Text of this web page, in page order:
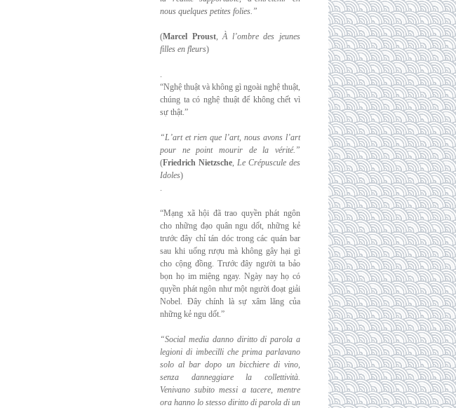
nous quelques petites folies.”
(Marcel Proust,À l’ombre des jeunes
filles en fleurs)
.
“Nghệ thuật và không gì ngoài nghệ thuật,
chúng ta có nghệ thuật để không chết vì
sự thật.”
“L’art et rien que l’art, nous avons l’art
pour ne point mourir de la vérité.”
(Friedrich Nietzsche, Le Crépuscule des
Idoles)
.
“Mạng xã hội đã trao quyền phát ngôn
cho những đạo quân ngu dốt, những kẻ
trước đây chỉ tán dóc trong các quán bar
sau khi uống rượu mà không gây hại gì
cho cộng đồng. Trước đây người ta bảo
bọn họ im miệng ngay. Ngày nay họ có
quyền phát ngôn như một người đoạt giải
Nobel. Đây chính là sự xâm lăng của
những kẻ ngu dốt.”
“Social media danno diritto di parola a
legioni di imbecilli che prima parlavano
solo albar dopo un bicchiere di vino,
senza danneggiare la collettività.
Venivano subito messi a tacere, mentre
ora hanno lo stesso diritto di parola di un